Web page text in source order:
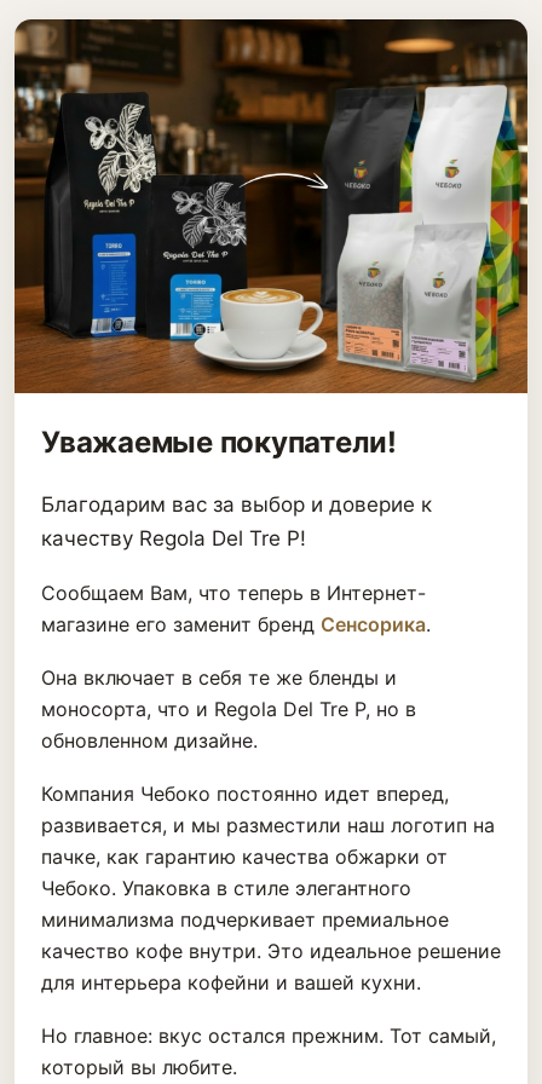
Уважаемые покупатели!
Благодарим вас за выбор и доверие к
качеству Regola Del Tre P!
Сообщаем Вам, что теперь в Интернет-
магазине его заменит бренд Сенсорика.
Она включает в себя те же бленды и
моносорта, что и Regola Del Tre P, но в
обновленном дизайне.
Компания Чебоко постоянно идет вперед,
развивается, и мы разместили наш логотип на
пачке, как гарантию качества обжарки от
Чебоко. Упаковка в стиле элегантного
минимализма подчеркивает премиальное
качество кофе внутри. Это идеальное решение
для интерьера кофейни и вашей кухни.
Но главное: вкус остался прежним. Тот самый,
который вы любите.